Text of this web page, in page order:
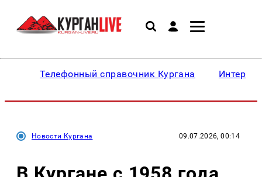
Телефонный справочник Кургана
Новости Кургана 09.07.2026, 00:14